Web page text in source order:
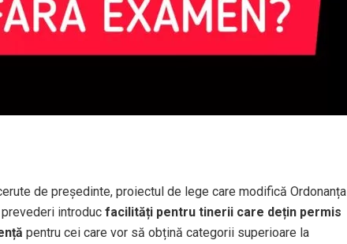
de președinte, proiectul de lege care modifică Ordonanța
introduc facilități pentru tinerii care dețin permis
pentru cei care vor să obțină categorii superioare la